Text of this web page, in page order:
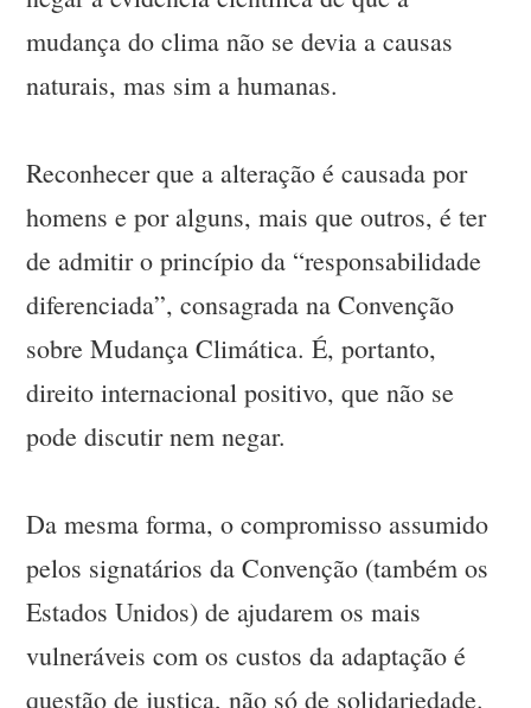
mudança do clima não se devia a causas
naturais, mas sim a humanas.
Reconhecer que a alteração é causada por
homens e por alguns, mais que outros, é ter
de admitir o princípio da “responsabilidade
diferenciada”, consagrada na Convenção
sobre Mudança Climática. É, portanto,
direito internacional positivo, que não se
pode discutir nem negar.
Da mesma forma, o compromisso assumido
pelos signatários da Convenção (também os
Estados Unidos) de ajudarem os mais
vulneráveis com os custos da adaptação é
questão de justiça, não só de solidariedade.